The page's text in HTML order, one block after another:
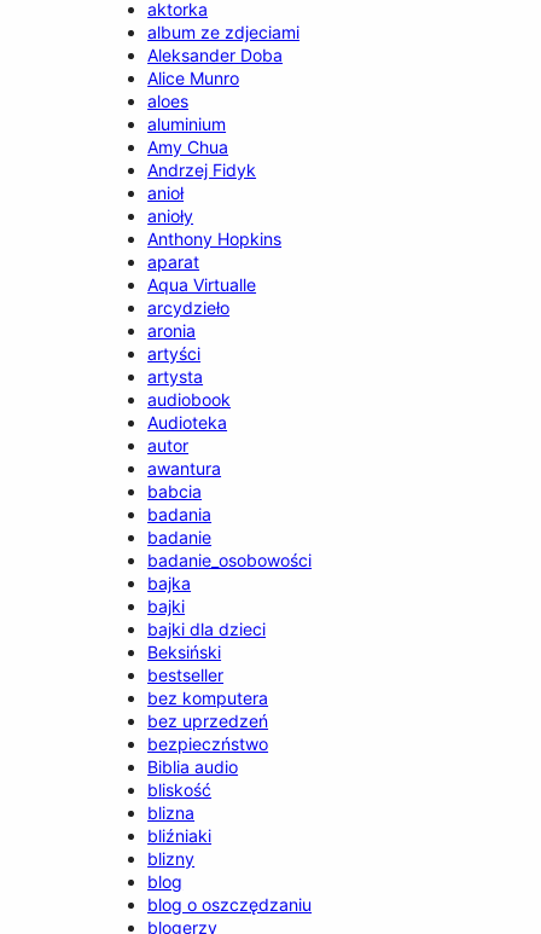
aktorka
album ze zdjeciami
Aleksander Doba
Alice Munro
aloes
aluminium
Amy Chua
Andrzej Fidyk
anioł
anioły
Anthony Hopkins
aparat
Aqua Virtualle
arcydzieło
aronia
artyści
artysta
audiobook
Audioteka
autor
awantura
babcia
badania
badanie
badanie_osobowości
bajka
bajki
bajki dla dzieci
Beksiński
bestseller
bez komputera
bez uprzedzeń
bezpieczństwo
Biblia audio
bliskość
blizna
bliźniaki
blizny
blog
blog o oszczędzaniu
blogerzy